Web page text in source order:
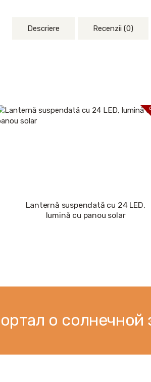
Descriere Recenzii (0)
Lanternă suspendată cu 24 LED,
lumină cu panou solar
о солнечной